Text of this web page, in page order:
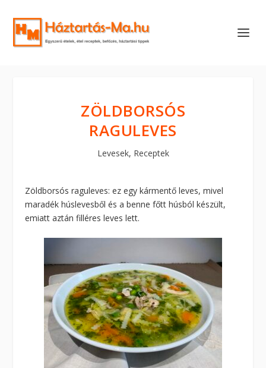
ZÖLDBORSÓS
RAGULEVES
Levesek, Receptek
Zöldborsós raguleves: ez egy kármentő leves, mivel
maradék húslevesből és a benne főtt húsból készült,
emiatt aztán filléres leves lett.